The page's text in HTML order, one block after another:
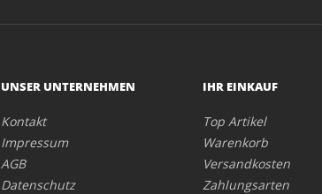
UNSER UNTERNEHMEN
Kontakt
Impressum
AGB
Datenschutz
IHR EINKAUF
Top Artikel
Warenkorb
Versandkosten
Zahlungsarten